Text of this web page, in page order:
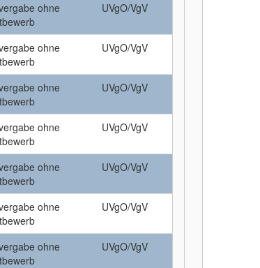
ohne
UVgO/VgV
ohne
UVgO/VgV
ohne
UVgO/VgV
ohne
UVgO/VgV
ohne
UVgO/VgV
ohne
UVgO/VgV
ohne
UVgO/VgV